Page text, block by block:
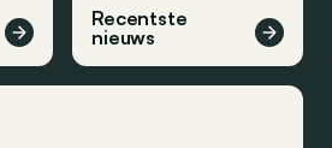
Recentste
nieuws